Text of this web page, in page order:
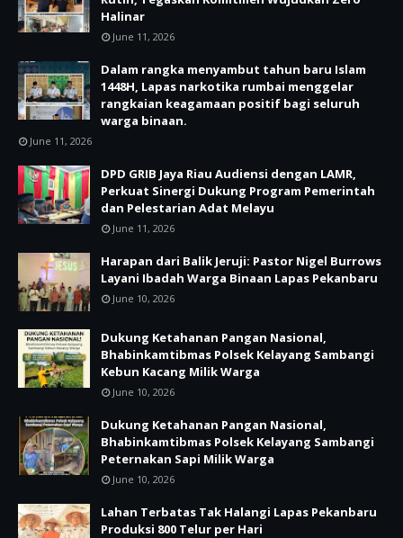
Halinar
June 11, 2026
Dalam rangka menyambut tahun baru Islam
1448H, Lapas narkotika rumbai menggelar
rangkaian keagamaan positif bagi seluruh
warga binaan.
June 11, 2026
DPD GRIB Jaya Riau Audiensi dengan LAMR,
Perkuat Sinergi Dukung Program Pemerintah
dan Pelestarian Adat Melayu
June 11, 2026
Harapan dari Balik Jeruji: Pastor Nigel Burrows
Layani Ibadah Warga Binaan Lapas Pekanbaru
June 10, 2026
Dukung Ketahanan Pangan Nasional,
Bhabinkamtibmas Polsek Kelayang Sambangi
Kebun Kacang Milik Warga
June 10, 2026
Dukung Ketahanan Pangan Nasional,
Bhabinkamtibmas Polsek Kelayang Sambangi
Peternakan Sapi Milik Warga
June 10, 2026
Lahan Terbatas Tak Halangi Lapas Pekanbaru
Produksi 800 Telur per Hari